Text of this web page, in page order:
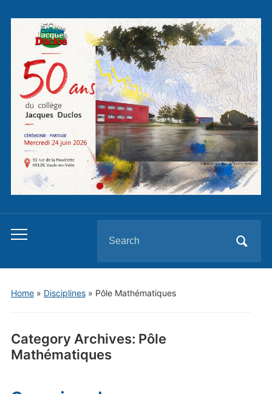
Toggle
menu
for:
Home» Disciplines» Pôle Mathématiques
Category Archives: Pôle
Mathématiques